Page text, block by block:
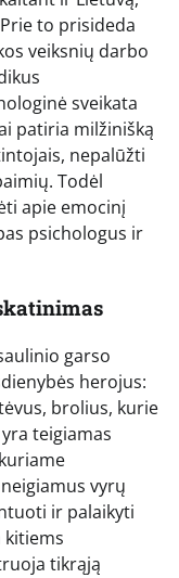
to prisideda
veiksnių darbo
sveikata
patiria milžinišką
nepalūžti
Todėl
apie emocinį
psichologus ir
garso
herojus:
brolius, kurie
teigiamas
vyrų
ir palaikyti
tikrąją